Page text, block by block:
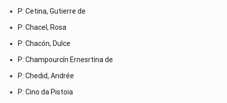
P: Cetina, Gutierre de
P: Chacel, Rosa
P: Chacón, Dulce
P: Champourcín Ernesrtina de
P: Chedid, Andrée
P: Cino da Pistoia